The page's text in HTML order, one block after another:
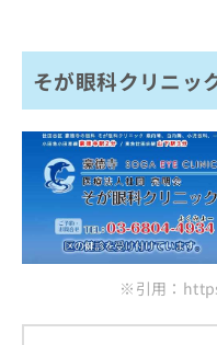
そが眼科クリニッ
※引用：